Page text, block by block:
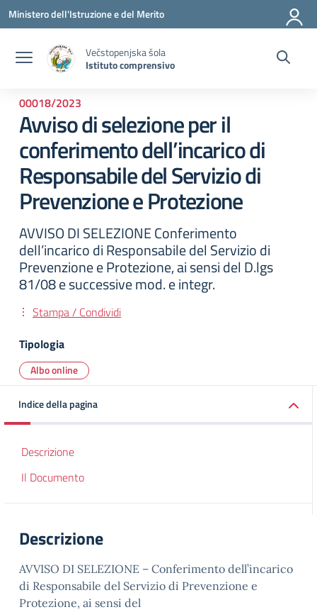
Vai ai contenuti
Vai al menu di navigazione
Vai al footer
Ministero dell'Istruzione e del Merito
Večstopenjska šola
Istituto comprensivo
00018/2023
Avviso di selezione per il
conferimento dell’incarico di
Responsabile del Servizio di
Prevenzione e Protezione
AVVISO DI SELEZIONE Conferimento
dell’incarico di Responsabile del Servizio di
Prevenzione e Protezione, ai sensi del D.lgs
81/08 e successive mod. e integr.
Stampa / Condividi
Tipologia
Albo online
Indice della pagina
Descrizione
Il Documento
Descrizione
AVVISO DI SELEZIONE – Conferimento dell’incarico
di Responsabile del Servizio di Prevenzione e
Protezione, ai sensi del